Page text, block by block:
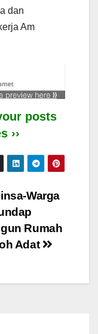
dan
Am
posts
››
Warga
Rumah
Adat